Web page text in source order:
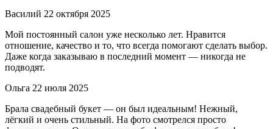
Василий 22 октября 2025
Мой постоянный салон уже несколько лет. Нравится
отношение, качество и то, что всегда помогают сделать выбор.
Даже когда заказываю в последний момент — никогда не
подводят.
Ольга 22 июля 2025
Брала свадебный букет — он был идеальным! Нежный,
лёгкий и очень стильный. На фото смотрелся просто